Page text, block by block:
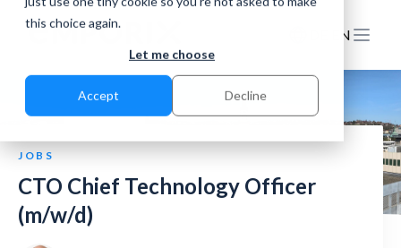
this choice again.
Let me choose
Accept Decline
EN
JOBS
CTO Chief Technology Officer
(m/w/d)